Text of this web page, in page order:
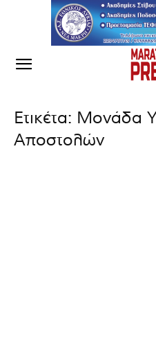
Ετικέτα: Μονάδα
Αποστολών